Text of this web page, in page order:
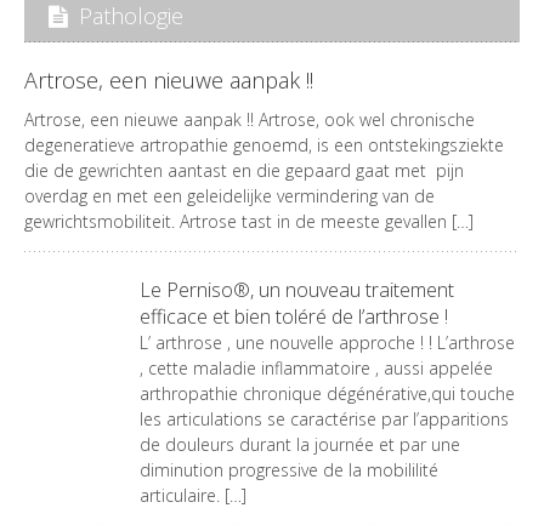
Pathologie
Artrose, een nieuwe aanpak !!
Artrose, een nieuwe aanpak !! Artrose, ook wel chronische
degeneratieve artropathie genoemd, is een ontstekingsziekte
die de gewrichten aantast en die gepaard gaat met pijn
overdag en met een geleidelijke vermindering van de
gewrichtsmobiliteit. Artrose tast in de meeste gevallen […]
Le Perniso®, un nouveau traitement
efficace et bien toléré de l’arthrose !
L’ arthrose , une nouvelle approche ! ! L’arthrose
, cette maladie inflammatoire , aussi appelée
arthropathie chronique dégénérative,qui touche
les articulations se caractérise par l’apparitions
de douleurs durant la journée et par une
diminution progressive de la mobililité
articulaire. […]